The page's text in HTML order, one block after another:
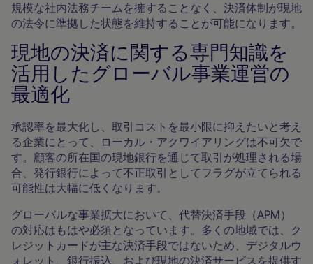
規模な社内法務チームを擁することなく、決済体制が現地
の法令に準拠した状態を維持することが可能になります。
現地の決済に関する専門知識を
活用したグローバル事業運営の
最適化
承認率を最大化し、取引コストを最小限に抑えたいと考え
る企業にとって、ローカル・アクワイアリングは不可欠で
す。顧客の所在国の現地銀行を通じて取引が処理される場
合、発行銀行によって不正取引としてフラグが立てられる
可能性は大幅に低くなります。
グローバルな事業拡大において、代替決済手段（APM）
の対応はもはや必須となっています。多くの地域では、ク
レジットカードが主な決済手段ではないため、デジタルウ
ォレット、銀行振込、および現地の決済サービスを提供す